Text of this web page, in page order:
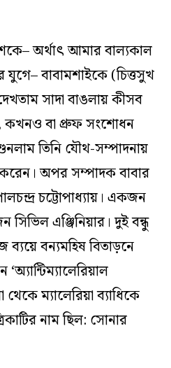
অর্থাৎ আমার বাল্যকাল
বাবামশাইকে (চিত্তসুখ
সাদা বাঙলায় কীসব
কখনও বা প্রুফ সংশোধন
তিনি যৌথ-সম্পাদনায়
অপর সম্পাদক বাবার
চট্টোপাধ্যায়। একজন
সিভিল এঞ্জিনিয়ার। দুই বন্ধু
ব্যয়ে বন্যমহিষ বিতাড়নে
ম্যালেরিয়া ব্যাধিকে
নাম ছিল: সোনার